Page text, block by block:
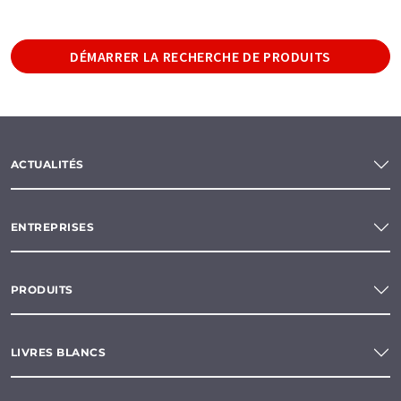
DÉMARRER LA RECHERCHE DE PRODUITS
ACTUALITÉS
ENTREPRISES
PRODUITS
LIVRES BLANCS